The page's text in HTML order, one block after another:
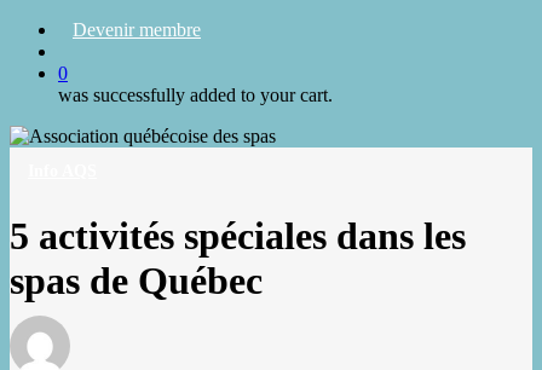
Devenir membre
0
was successfully added to your cart.
5 activités spéciales dans les
spas de Québec